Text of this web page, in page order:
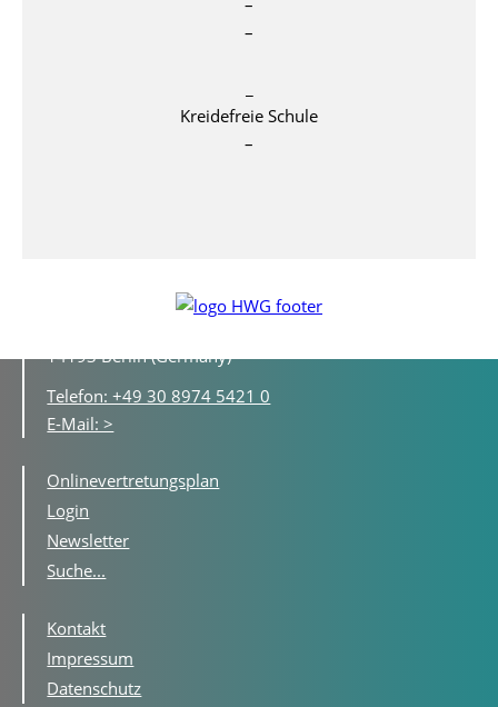
–
–
Kreidefreie Schule
–
Hildegard-Wegscheider-Gymnasium
14193 Berlin (Germany)
Telefon: +49 30 8974 5421 0
E-Mail: >
Onlinevertretungsplan
Login
Newsletter
Suche...
Kontakt
Impressum
Datenschutz